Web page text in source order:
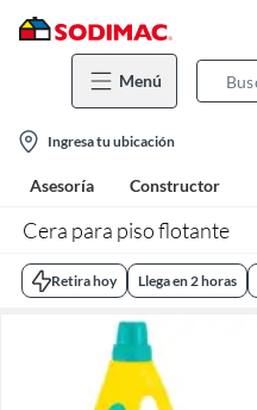
Menú
location-
icon
Ingresa tu ubicación
Asesoría Constructor
Cera para piso flotante
Retira hoy Llega en 2 horas